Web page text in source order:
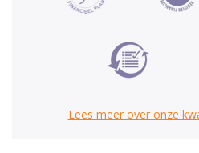
Lees meer over onze